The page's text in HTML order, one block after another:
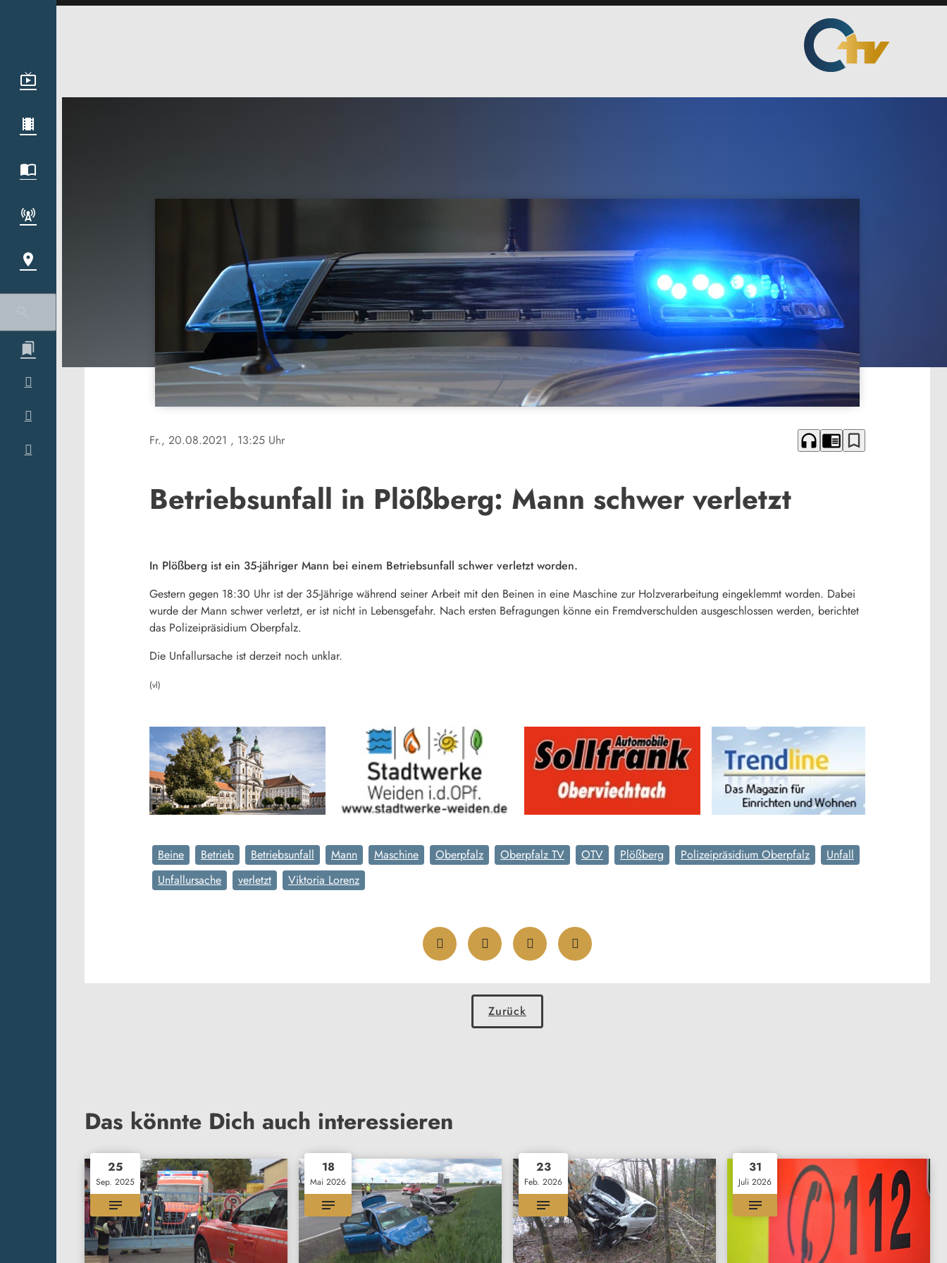
Fr., 20.08.2021 , 13:25 Uhr headphones chrome_reader_mode bookmark_border
Betriebsunfall in Plößberg: Mann schwer verletzt
In Plößberg ist ein 35-jähriger Mann bei einem Betriebsunfall schwer verletzt worden.
Gestern gegen 18:30 Uhr ist der 35-Jährige während seiner Arbeit mit den Beinen in eine Maschine zur Holzverarbeitung eingeklemmt worden. Dabei
wurde der Mann schwer verletzt, er ist nicht in Lebensgefahr. Nach ersten Befragungen könne ein Fremdverschulden ausgeschlossen werden, berichtet
das Polizeipräsidium Oberpfalz.
Die Unfallursache ist derzeit noch unklar.
(vl)
Beine Betrieb Betriebsunfall Mann Maschine Oberpfalz Oberpfalz TV OTV Plößberg Polizeipräsidium Oberpfalz
Unfall
Unfallursache
verletzt Viktoria Lorenz
Zurück
Das könnte Dich auch interessieren
25
Sep. 2025
18
Mai 2026
23
Feb. 2026
31
Juli 2026